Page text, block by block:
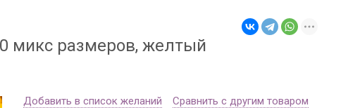
микс размеров, желтый
Добавить в список желаний Сравнить с другим товаром